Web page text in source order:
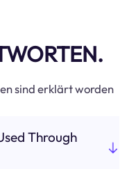
sind erklärt worden
Through